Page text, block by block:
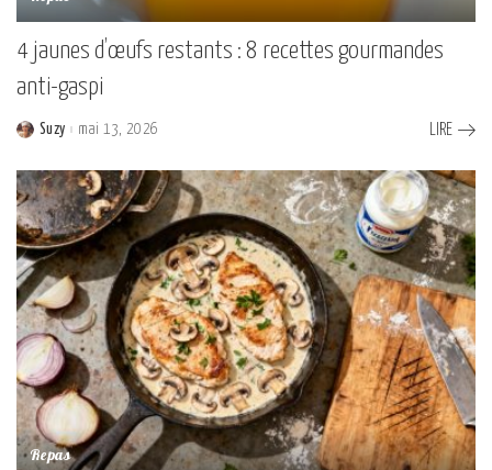
4 jaunes d’œufs restants : 8 recettes gourmandes
anti-gaspi
Posted
Suzy mai 13, 2026 LIRE
Repas